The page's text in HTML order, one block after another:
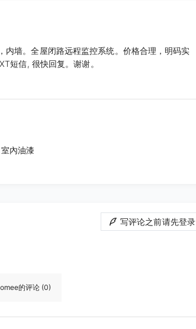
内墙。全屋闭路远程监控系统。价格合理，明码实
短信, 很快回复。谢谢。
室內油漆
写评论之前请先登录
的评论 (0)